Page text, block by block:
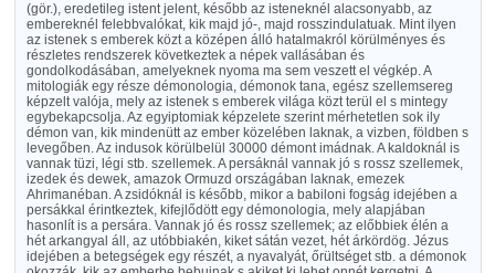
(gör.), eredetileg istent jelent, később az isteneknél alacsonyabb, az
embereknél felebbvalókat, kik majd jó-, majd rosszindulatuak. Mint ilyen
az istenek s emberek közt a középen álló hatalmakról körülményes és
részletes rendszerek következtek a népek vallásában és
gondolkodásában, amelyeknek nyoma ma sem veszett el végkép. A
mitologiák egy része démonologia, démonok tana, egész szellemsereg
képzelt valója, mely az istenek s emberek világa közt terül el s mintegy
egybekapcsolja. Az egyiptomiak képzelete szerint mérhetetlen sok ily
démon van, kik mindenütt az ember közelében laknak, a vizben, földben s
levegőben. Az indusok körülbelül 30000 démont imádnak. A kaldoknál is
vannak tüzi, légi stb. szellemek. A persáknál vannak jó s rossz szellemek,
izedek és dewek, amazok Ormuzd országában laknak, emezek
Ahrimanéban. A zsidóknál is később, mikor a babiloni fogság idejében a
persákkal érintkeztek, kifejlődött egy démonologia, mely alapjában
hasonlít is a persára. Vannak jó és rossz szellemek; az előbbiek élén a
hét arkangyal áll, az utóbbiakén, kiket sátán vezet, hét árkördög. Jézus
idejében a betegségek egy részét, a nyavalyát, őrültséget stb. a démonok